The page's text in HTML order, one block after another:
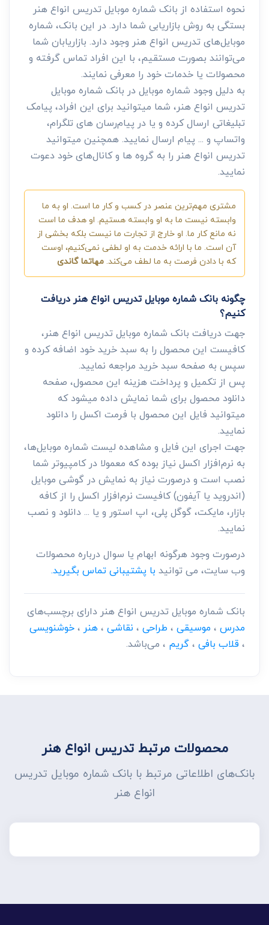
نحوه استفاده از بانک شماره موبایل تدریس انواع هنر
بستگی به روش بازاریابی شما دارد. در این بانک، شماره
موبایل‌های تدریس انواع هنر وجود دارد. بازاریابان شما
می‌توانند بصورت مستقیم، با این افراد تماس گرفته و
محصولات یا خدمات خود را معرفی نمایند.
به دلیل وجود شماره موبایل در بانک شماره موبایل
تدریس انواع هنر، شما میتوانید برای این افراد، پیامک
تبلیغاتی ارسال کرده و یا در پیام‌رسان های تلگرام،
واتساپ و ... پیام ارسال نمایید. همچنین میتوانید
تدریس انواع هنر را به گروه ها و کانال‌های خود دعوت
نمایید.
مشتری مهم‌ترین عنصر در کسب و کار ما است. او به ما
وابسته نیست ما به او وابسته هستیم. او هدف ما است
نه مانع کار ما. او خارج از تجارت ما نیست بلکه بخشی از
آن است. ما با ارائه خدمت به او لطفی نمی‌کنیم، اوست
که با دادن فرصت به ما لطف می‌کند. مهاتما گاندی
چگونه بانک شماره موبایل تدریس انواع هنر دریافت
کنیم؟
جهت دریافت بانک شماره موبایل تدریس انواع هنر،
کافیست این محصول را به سبد خرید خود اضافه کرده و
سپس به صفحه سبد خرید مراجعه نمایید.
پس از تکمیل و پرداخت هزینه این محصول، صفحه
دانلود محصول برای شما نمایش داده میشود که
میتوانید فایل این محصول با فرمت اکسل را دانلود
نمایید.
جهت اجرای این فایل و مشاهده لیست شماره موبایل‌ها،
به نرم‌افزار اکسل نیاز بوده که معمولا در کامپیوتر شما
نصب است و درصورت نیاز به نمایش در گوشی موبایل
(اندروید یا آیفون) کافیست نرم‌افزار اکسل را از کافه
بازار، مایکت، گوگل پلی، اپ استور و یا ... دانلود و نصب
نمایید.
درصورت وجود هرگونه ابهام یا سوال درباره محصولات
وب سایت، می توانید با پشتیبانی تماس بگیرید.
بانک شماره موبایل تدریس انواع هنر دارای برچسب‌های
مدرس ، موسیقی ، طراحی ، نقاشی ،هنر ،خوشنویسی
، قلاب بافی ،گریم ، می‌باشد.
محصولات مرتبط تدریس انواع هنر
بانک‌های اطلاعاتی مرتبط با بانک شماره موبایل تدریس
انواع هنر